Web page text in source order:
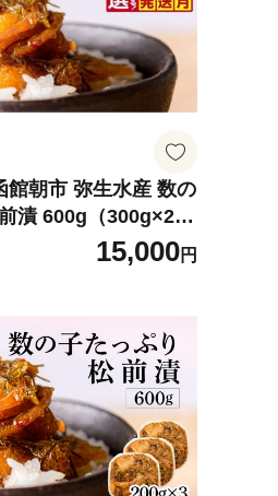
館朝市 弥生水産 数の
漬 600g（300g×2パ
サイズ大 ふんだん 数
するだけ ご飯のお供
おかず 冷凍 北海道
料_HD032-006-09
15,000円